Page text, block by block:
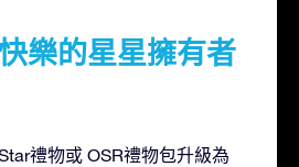
樂的星星擁有者
禮物或 OSR禮物包升級為